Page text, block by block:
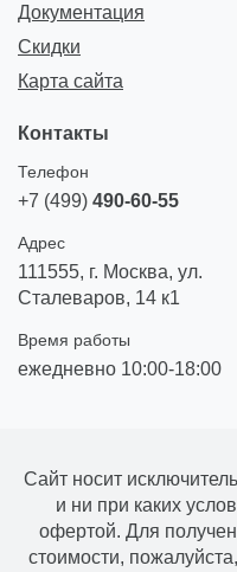
Документация
Скидки
Карта сайта
Контакты
Телефон
+7 (499) 490-60-55
Адрес
111555, г. Москва, ул.
Сталеваров, 14 к1
Время работы
ежедневно 10:00-18:00
Сайт носит
и ни при каких
офертой. Для
стоимости,